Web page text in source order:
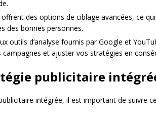
des options de ciblage avancées, ce
des bonnes personnes.
outils d’analyse fournis par Google et
et ajuster vos stratégies en
publicitaire
intégrée, il est important de suivre